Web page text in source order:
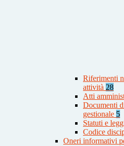
Riferimenti
attività 28
Atti
Documenti
gestionale 5
Statuti e
Codice
Oneri informativi